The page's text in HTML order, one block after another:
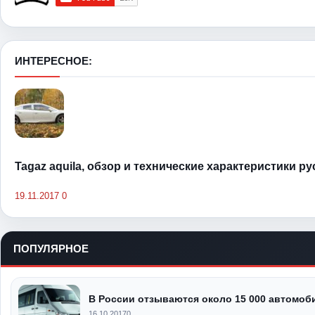
ИНТЕРЕСНОЕ:
Tagaz aquila, обзор и технические характеристики
19.11.2017 0
ПОПУЛЯРНОЕ
В России отзываются около 15 000